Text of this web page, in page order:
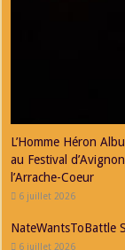
L’Homme Héron
au Festival
l’Arrache-Coeur
6 juillet 2026
NateWantsToBattle
6 juillet 2026